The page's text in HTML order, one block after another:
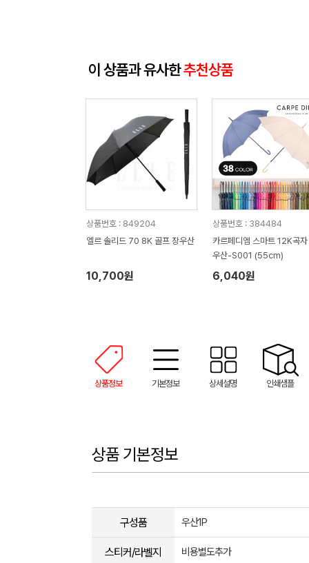
이 상품과 유사한추천상품
상품번호 : 849204
엘르 솔리드 70 8K 골프 장우산
10,700원
상품번호 : 384484
카르페디엠 스마트 12K곡자
우산-S001 (55cm)
6,040원
상품정보 기본정보 상세설명 인쇄샘플
상품 기본정보
구성품 우산1P
스티커/라벨지 비용별도추가